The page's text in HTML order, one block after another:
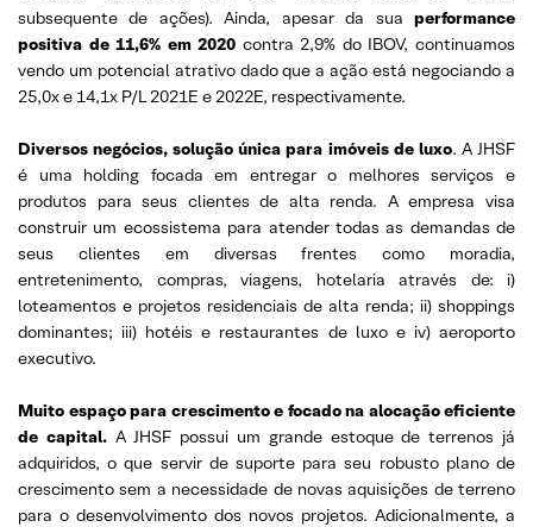
subsequente de ações). Ainda, apesar da sua performance
positiva de 11,6% em 2020 contra 2,9% do IBOV, continuamos
vendo um potencial atrativo dado que a ação está negociando a
25,0x e 14,1x P/L 2021E e 2022E, respectivamente.
Diversos negócios, solução única para imóveis de luxo. A JHSF
é uma holding focada em entregar o melhores serviços e
produtos para seus clientes de alta renda. A empresa visa
construir um ecossistema para atender todas as demandas de
seus clientes em diversas frentes como moradia,
entretenimento, compras, viagens, hotelaria através de: i)
loteamentos e projetos residenciais de alta renda; ii) shoppings
dominantes; iii) hotéis e restaurantes de luxo e iv) aeroporto
executivo.
Muito espaço para crescimento e focado na alocação eficiente
de capital.A JHSF possui um grande estoque de terrenos já
adquiridos, o que servir de suporte para seu robusto plano de
crescimento sem a necessidade de novas aquisições de terreno
para o desenvolvimento dos novos projetos. Adicionalmente, a